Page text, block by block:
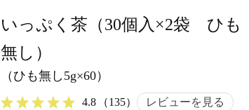
いっぷく茶（30個入×2袋 ひも
無し）
（ひも無し5g×60）
4.8 （135） レビューを見る